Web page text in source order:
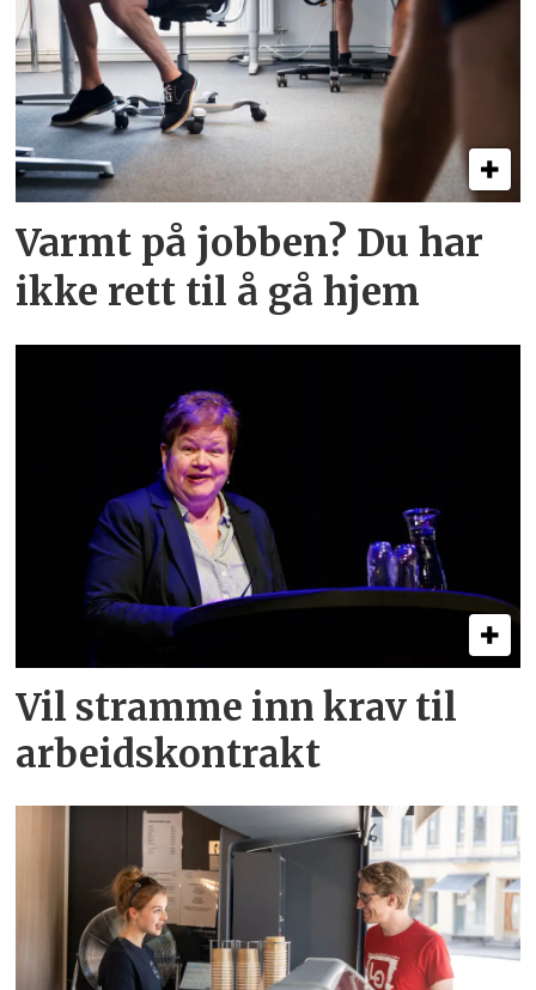
Varmt på jobben? Du har
ikke rett til å gå hjem
Vil stramme inn krav til
arbeids­kontrakt